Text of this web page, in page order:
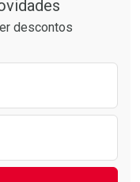
descontos